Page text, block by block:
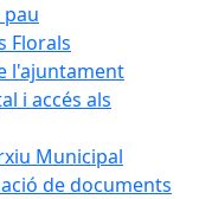
Florals
l'ajuntament
i accés als
Municipal
de documents